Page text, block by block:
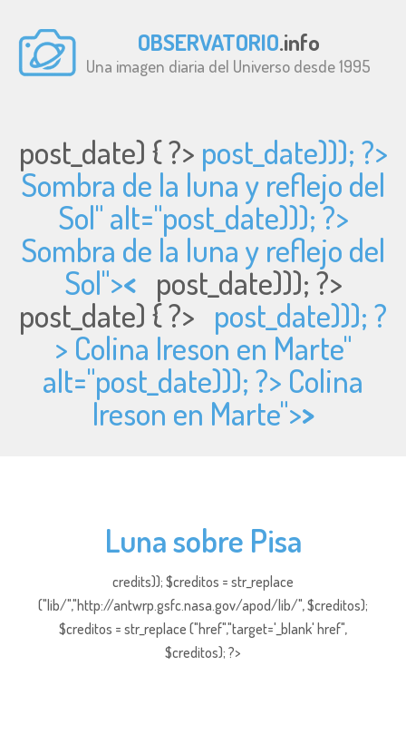
OBSERVATORIO.info
Una imagen diaria del Universo desde 1995
post_date) { ?> post_date))); ?>
Sombra de la luna y reflejo del
Sol" alt="post_date))); ?>
Sombra de la luna y reflejo del
Sol">< post_date))); ?>
post_date) { ?> post_date))); ?
> Colina Ireson en Marte"
alt="post_date))); ?> Colina
Ireson en Marte">>
Luna sobre Pisa
credits)); $creditos = str_replace
("lib/","http://antwrp.gsfc.nasa.gov/apod/lib/", $creditos);
$creditos = str_replace ("href","target='_blank' href",
$creditos); ?>